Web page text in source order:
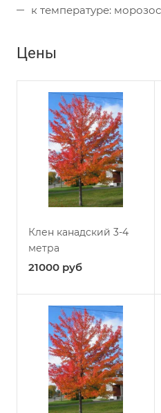
к температуре:
Цены
Клен канадский 3-4
метра
21000 руб